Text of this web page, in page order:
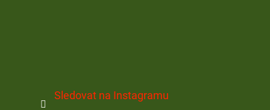
Sledovat na Instagramu